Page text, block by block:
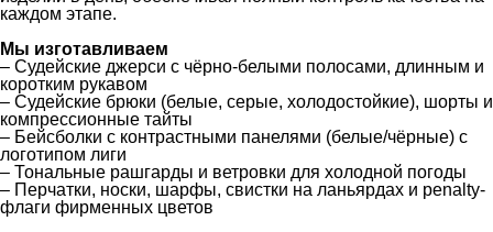
каждом этапе.
Мы изготавливаем
– Судейские джерси с чёрно-белыми полосами, длинным и
коротким рукавом
– Судейские брюки (белые, серые, холодостойкие), шорты и
компрессионные тайты
– Бейсболки с контрастными панелями (белые/чёрные) с
логотипом лиги
– Тональные рашгарды и ветровки для холодной погоды
– Перчатки, носки, шарфы, свистки на ланьярдах и penalty-
флаги фирменных цветов